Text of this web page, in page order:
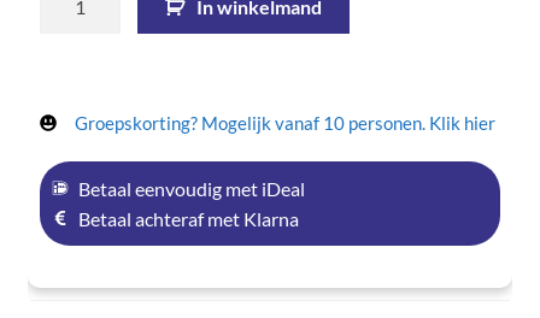
In winkelmand
Groepskorting? Mogelijk vanaf 10 personen. Klik hier
Betaal eenvoudig met iDeal
Betaal achteraf met Klarna